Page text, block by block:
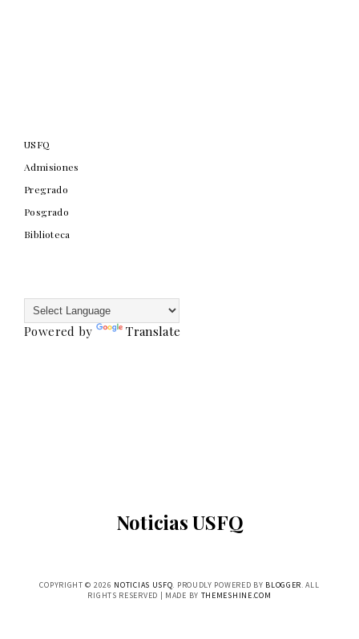
USFQ
Admisiones
Pregrado
Posgrado
Biblioteca
Powered by Translate
Noticias USFQ
COPYRIGHT © 2026 NOTICIAS USFQ. PROUDLY POWERED BY BLOGGER. ALL
RIGHTS RESERVED | MADE BY THEMESHINE.COM